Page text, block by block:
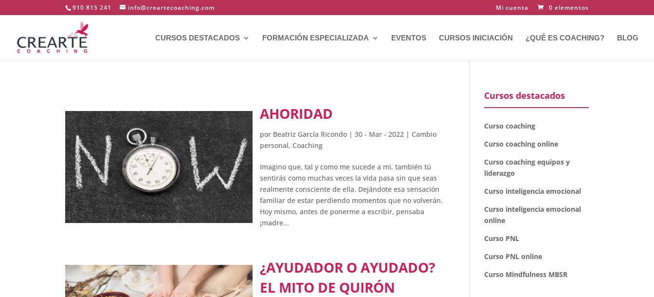
910 815 241 info@creartecoaching.com Mi cuenta 0 elementos
CURSOS DESTACADOS FORMACIÓN ESPECIALIZADA EVENTOS CURSOS INICIACIÓN ¿QUÉ ES COACHING? BLOG
AHORIDAD
por Beatriz García Ricondo |30 - Mar - 2022 | Cambio
personal, Coaching
Imagino que, tal y como me sucede a mi, también tú
sentirás como muchas veces la vida pasa sin que seas
realmente consciente de ella. Dejándote esa sensación
familiar de estar perdiendo momentos que no volverán.
Hoy mismo, antes de ponerme a escribir, pensaba
¡madre...
¿AYUDADOR O AYUDADO?
EL MITO DE QUIRÓN
Cursos destacados
Curso coaching
Curso coaching online
Curso coaching equipos y
liderazgo
Curso inteligencia emocional
Curso inteligencia emocional
online
Curso PNL
Curso PNL online
Curso Mindfulness MBSR